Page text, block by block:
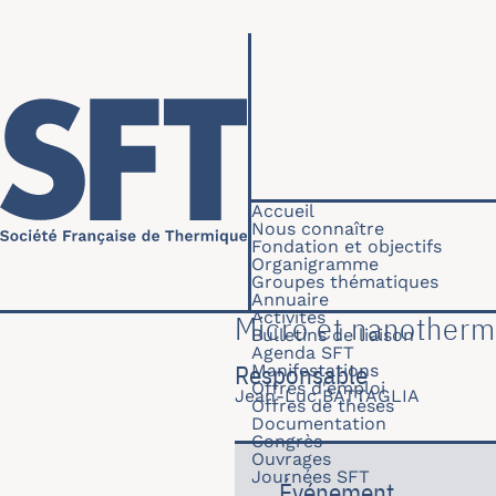
Navigation
Accueil
Nous connaître
Fondation et objectifs
Organigramme
Groupes thématiques
Annuaire
Activités
Bulletins de liaison
Agenda SFT
Manifestations
Offres d'emploi
Offres de thèses
Documentation
Congrès
Ouvrages
Journées SFT
Micro et
Responsable
Jean-Luc BATTAGLIA